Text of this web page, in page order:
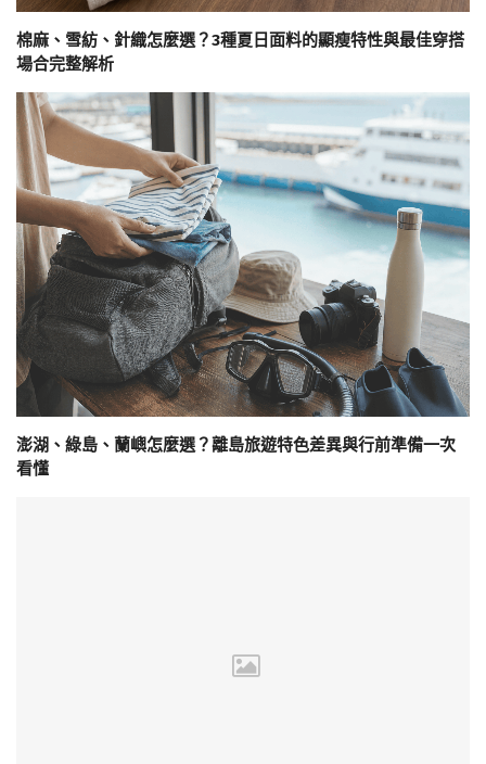
棉麻、雪紡、針織怎麼選？3種夏日面料的顯瘦特性與最佳穿搭
場合完整解析
澎湖、綠島、蘭嶼怎麼選？離島旅遊特色差異與行前準備一次
看懂